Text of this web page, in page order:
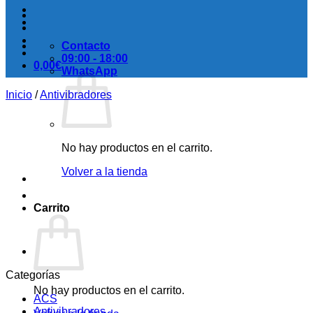
0,00€
No hay productos en el carrito.
Volver a la tienda
Carrito
No hay productos en el carrito.
Contacto
09:00 - 18:00
WhatsApp
Inicio /Antivibradores
Categorías
ACS